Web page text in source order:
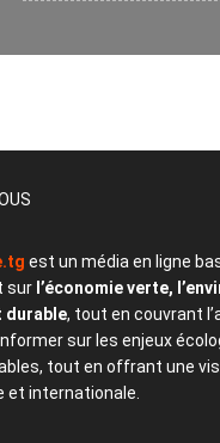
est un média en ligne
sur l’économie verte,
durable, tout en couvrant
sur les enjeux
tout en offrant une
et internationale.